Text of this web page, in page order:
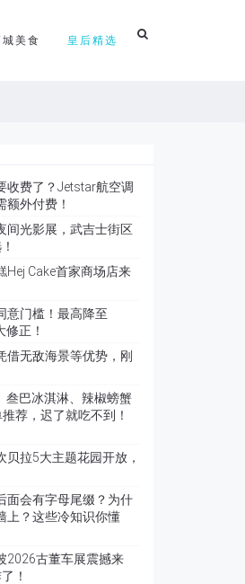
城美食 皇后精选
收费了？Jetstar航空调
外付费！
间光影展，武吉士街区
Hej Cake首家商场店来
意门槛！最高降至
正！
借无敌海景等优势，刚
叁巴冰淇淋、辣椒螃蟹
荐，迟了就吃不到！
拉5大主题花园开放，
面会有字母尾缀？为什
上？这些冷知识你懂
2026古董车展震撼来
！